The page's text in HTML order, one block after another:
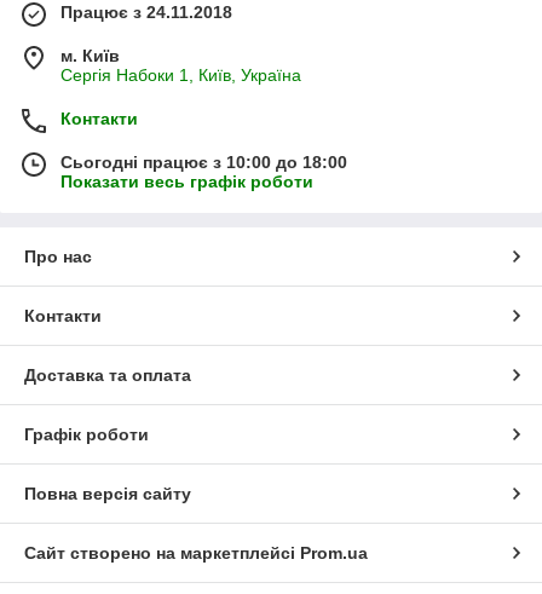
Працює з 24.11.2018
м. Київ
Сергія Набоки 1, Київ, Україна
Контакти
Сьогодні працює з 10:00 до 18:00
Показати весь графік роботи
Про нас
Контакти
Доставка та оплата
Графік роботи
Повна версія сайту
Сайт створено на маркетплейсі Prom.ua